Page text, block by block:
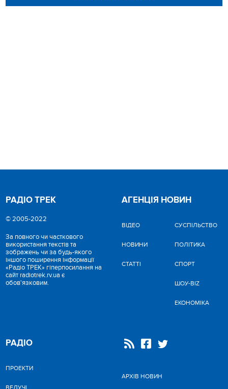
РАДІО ТРЕК
© 2005-2022
За повного чи часткового
використання текстів та
зображень чи за будь-якого
іншого поширення інформації
«Радіо ТРЕК» гіперпосилання на
сайт radiotrek.rv.ua є
обов'язковим.
АГЕНЦІЯ НОВИН
ВІДЕО
НОВИНИ
СТАТТІ
CУСПІЛЬСТВО
ПОЛІТИКА
СПОРТ
ШОУ-BIZ
ЕКОНОМІКА
РАДІО
ПРОЕКТИ
ВЕДУЧІ
АРХІВ НОВИН